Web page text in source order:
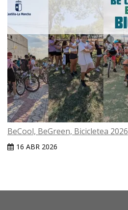
BeCool, BeGreen, Bicicletea 2026
16 ABR 2026